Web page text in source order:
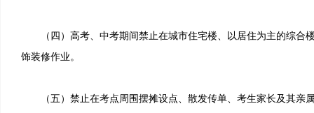
（四）高考、中考期间禁止在城市住宅楼、以居住为主的综合
饰装修作业。
（五）禁止在考点周围摆摊设点、散发传单、考生家长及其亲